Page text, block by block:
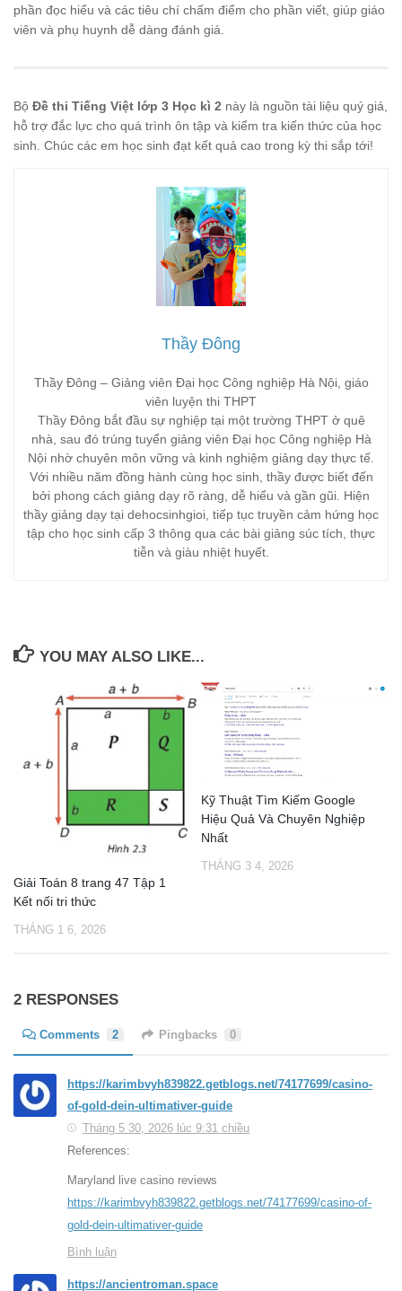
phần đọc hiểu và các tiêu chí chấm điểm cho phần viết, giúp giáo
viên và phụ huynh dễ dàng đánh giá.
Bộ Đề thi Tiếng Việt lớp 3 Học kì 2 này là nguồn tài liệu quý giá,
hỗ trợ đắc lực cho quá trình ôn tập và kiểm tra kiến thức của học
sinh. Chúc các em học sinh đạt kết quả cao trong kỳ thi sắp tới!
Thầy Đông
Thầy Đông – Giảng viên Đại học Công nghiệp Hà Nội, giáo
viên luyện thi THPT
Thầy Đông bắt đầu sự nghiệp tại một trường THPT ở quê
nhà, sau đó trúng tuyển giảng viên Đại học Công nghiệp Hà
Nội nhờ chuyên môn vững và kinh nghiệm giảng dạy thực tế.
Với nhiều năm đồng hành cùng học sinh, thầy được biết đến
bởi phong cách giảng dạy rõ ràng, dễ hiểu và gần gũi. Hiện
thầy giảng dạy tại dehocsinhgioi, tiếp tục truyền cảm hứng học
tập cho học sinh cấp 3 thông qua các bài giảng súc tích, thực
tiễn và giàu nhiệt huyết.
YOU MAY ALSO LIKE...
Giải Toán 8 trang 47 Tập 1
Kết nối tri thức
THÁNG 1 6, 2026
Kỹ Thuật Tìm Kiếm Google
Hiệu Quả Và Chuyên Nghiệp
Nhất
THÁNG 3 4, 2026
2 RESPONSES
Comments 2 Pingbacks 0
https://karimbvyh839822.getblogs.net/74177699/casino-
of-gold-dein-ultimativer-guide
Tháng 5 30, 2026 lúc 9:31 chiều
References:
Maryland live casino reviews
https://karimbvyh839822.getblogs.net/74177699/casino-of-
gold-dein-ultimativer-guide
Bình luận
https://ancientroman.space